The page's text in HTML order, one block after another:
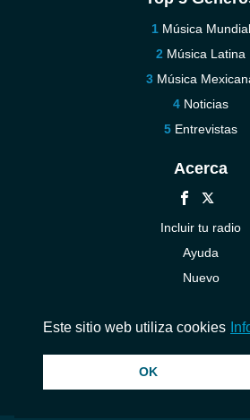
Música Mundial
Música Latina
Música
Noticias
Entrevistas
Acerca
Incluir tu radio
Ayuda
Nuevo
© 2026 InstantAudio. Reservados todos los
Este sitio web utiliza cookies
OK